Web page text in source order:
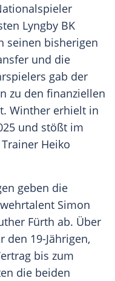
Lyngby BK
seinen bisherigen
und die
gab der
zu den finanziellen
Winther erhielt in
und stößt im
Heiko
geben die
Simon
Fürth ab. Über
19-Jährigen,
bis zum
die beiden